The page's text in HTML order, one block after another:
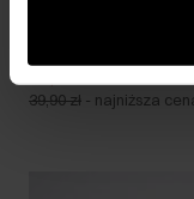
podczas
Beżowa czapka
39,90 zł - najniższa